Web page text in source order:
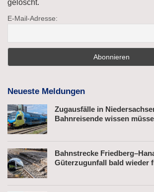
gelöscht.
E-Mail-Adresse:
Neueste Meldungen
Zugausfälle in
Bahnreisende wissen
Bahnstrecke
Güterzugunfall bald wieder